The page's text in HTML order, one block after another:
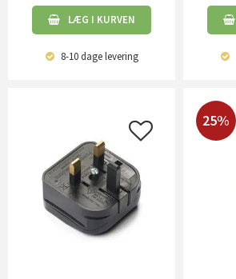
LÆG I KURVEN
8-10 dagelevering
25%